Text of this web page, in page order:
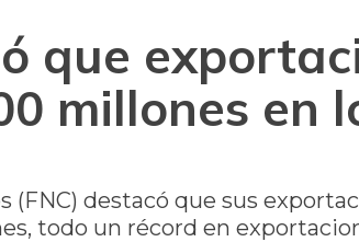
que
millones en
(FNC) destacó que sus
todo un récord en